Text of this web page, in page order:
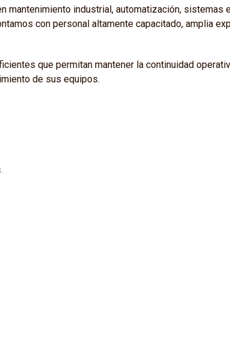
mantenimiento industrial, automatización,
con personal altamente capacitado, amplia
que permitan mantener la continuidad
de sus equipos.